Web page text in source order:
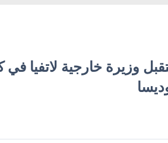
وزيرة خارجية لاتفيا في